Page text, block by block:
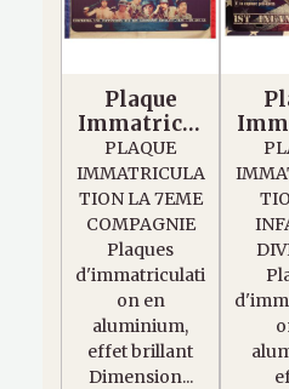
Plaque
Immatricul
ation La 7
éme
Compagnie
PLAQUE
IMMATRICULA
TION LA 7EME
COMPAGNIE
Plaques
d'immatriculati
on en
aluminium,
effet brillant
Dimension...